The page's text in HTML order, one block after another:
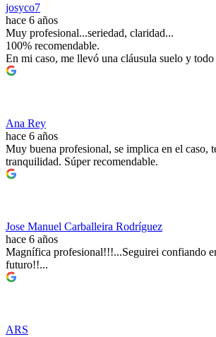
josyco7
hace 6 años
Muy profesional...seriedad, claridad...
100% recomendable.
En mi caso, me llevó una cláusula suelo y
Ana Rey
hace 6 años
Muy buena profesional, se implica en el caso,
tranquilidad. Súper recomendable.
Jose Manuel Carballeira Rodríguez
hace 6 años
Magnífica profesional!!!...Seguirei confiando
futuro!!...
ARS